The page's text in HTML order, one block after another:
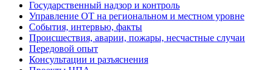
Государственный надзор и контроль
Управление ОТ на региональном и местном уровне
События, интервью, факты
Происшествия, аварии, пожары, несчастные случаи
Передовой опыт
Консультации и разъяснения